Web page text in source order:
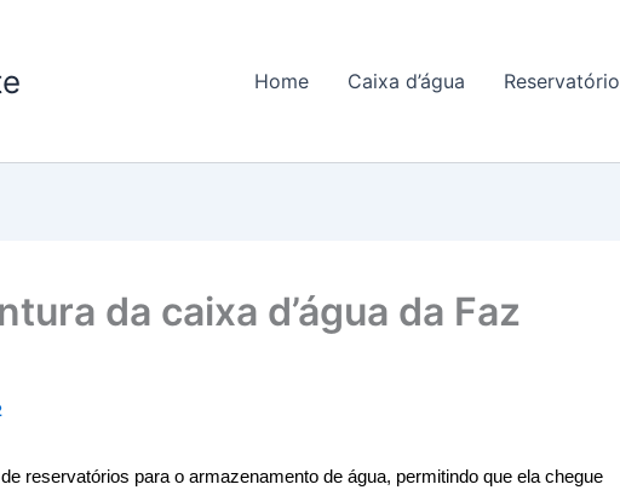
Home Caixa d’água Reservatório
da caixa d’água da Faz
reservatórios para o armazenamento de água, permitindo que ela chegue